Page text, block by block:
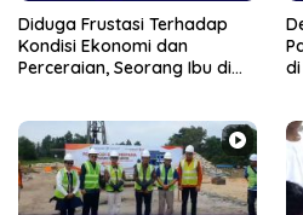
Diduga Frustasi Terhadap
Kondisi Ekonomi dan
Perceraian, Seorang Ibu di